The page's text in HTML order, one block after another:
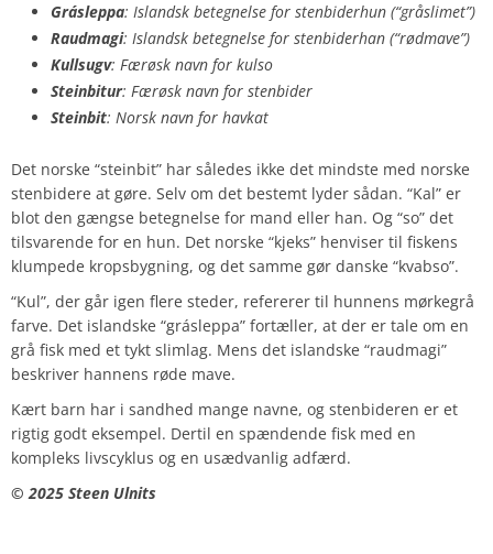
Grásleppa: Islandsk betegnelse for stenbiderhun (“gråslimet”)
Raudmagi: Islandsk betegnelse for stenbiderhan (“rødmave”)
Kullsugv: Færøsk navn for kulso
Steinbitur: Færøsk navn for stenbider
Steinbit: Norsk navn for havkat
Det norske “steinbit” har således ikke det mindste med norske
stenbidere at gøre. Selv om det bestemt lyder sådan. “Kal” er
blot den gængse betegnelse for mand eller han. Og “so” det
tilsvarende for en hun. Det norske “kjeks” henviser til fiskens
klumpede kropsbygning, og det samme gør danske “kvabso”.
“Kul”, der går igen flere steder, refererer til hunnens mørkegrå
farve. Det islandske “grásleppa” fortæller, at der er tale om en
grå fisk med et tykt slimlag. Mens det islandske “raudmagi”
beskriver hannens røde mave.
Kært barn har i sandhed mange navne, og stenbideren er et
rigtig godt eksempel. Dertil en spændende fisk med en
kompleks livscyklus og en usædvanlig adfærd.
©️ 2025 Steen Ulnits